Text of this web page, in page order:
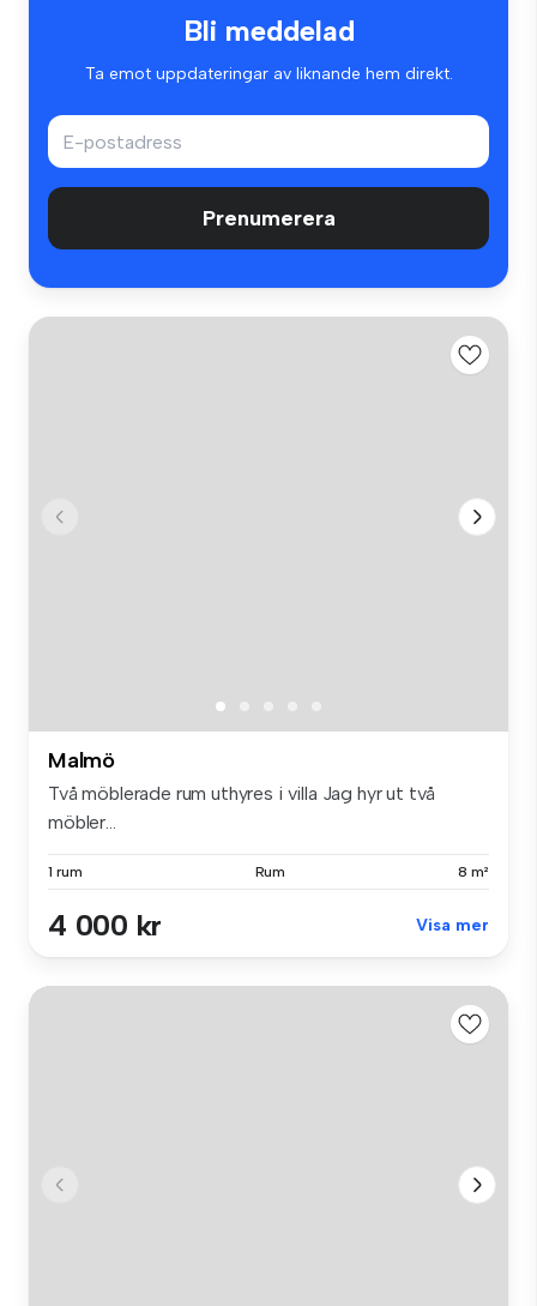
Bli meddelad
Ta emot uppdateringar av liknande hem direkt.
Prenumerera
Malmö
Två möblerade rum uthyres i villa Jag hyr ut två
möbler...
1 rum Rum 8 m²
4 000 kr Visa mer